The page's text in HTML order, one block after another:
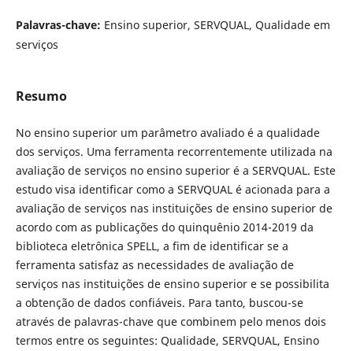
Palavras-chave: Ensino superior, SERVQUAL, Qualidade em
serviços
Resumo
No ensino superior um parâmetro avaliado é a qualidade
dos serviços. Uma ferramenta recorrentemente utilizada na
avaliação de serviços no ensino superior é a SERVQUAL. Este
estudo visa identificar como a SERVQUAL é acionada para a
avaliação de serviços nas instituições de ensino superior de
acordo com as publicações do quinquênio 2014-2019 da
biblioteca eletrônica SPELL, a fim de identificar se a
ferramenta satisfaz as necessidades de avaliação de
serviços nas instituições de ensino superior e se possibilita
a obtenção de dados confiáveis. Para tanto, buscou-se
através de palavras-chave que combinem pelo menos dois
termos entre os seguintes: Qualidade, SERVQUAL, Ensino